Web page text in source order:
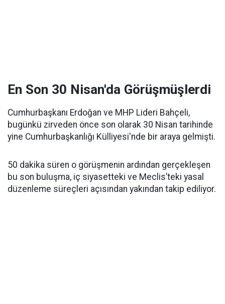
En Son 30 Nisan'da Görüşmüşlerdi
Cumhurbaşkanı Erdoğan ve MHP Lideri Bahçeli,
bugünkü zirveden önce son olarak 30 Nisan tarihinde
yine Cumhurbaşkanlığı Külliyesi'nde bir araya gelmişti.
50 dakika süren o görüşmenin ardından gerçekleşen
bu son buluşma, iç siyasetteki ve Meclis’teki yasal
düzenleme süreçleri açısından yakından takip ediliyor.